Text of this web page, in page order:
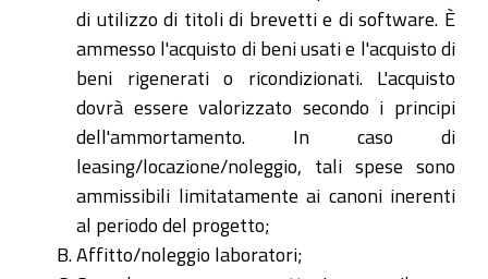
di utilizzo di titoli di brevetti e di software. È
ammesso l'acquisto di beni usati e l'acquisto di
beni rigenerati o ricondizionati. L'acquisto
dovrà essere valorizzato secondo i principi
dell'ammortamento. In caso di
leasing/locazione/noleggio, tali spese sono
ammissibili limitatamente ai canoni inerenti
al periodo del progetto;
Affitto/noleggio laboratori;